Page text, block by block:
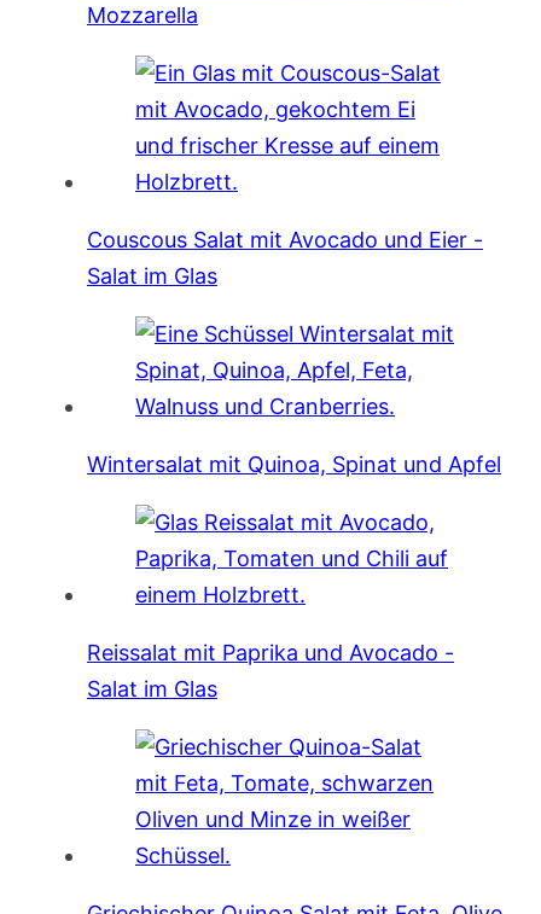
Mozzarella
Couscous Salat mit Avocado und Eier -
Salat im Glas
Wintersalat mit Quinoa, Spinat und Apfel
Reissalat mit Paprika und Avocado -
Salat im Glas